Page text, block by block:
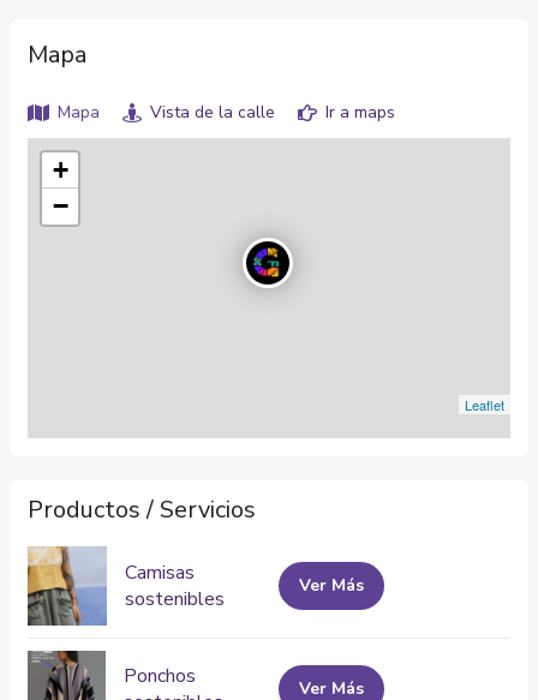
Mapa
Mapa Vista de la calle Ir a maps
+
−
Leaflet
Productos / Servicios
Camisas
sostenibles
Ver Más
Ponchos
Ver Más